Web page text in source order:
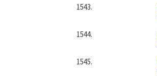
1543.
1544.
1545.